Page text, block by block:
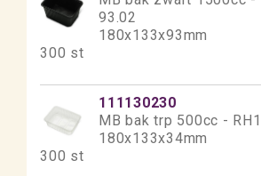
93.02
180x133x93mm
300 st
111130230
MB bak trp 500cc -
180x133x34mm
300 st